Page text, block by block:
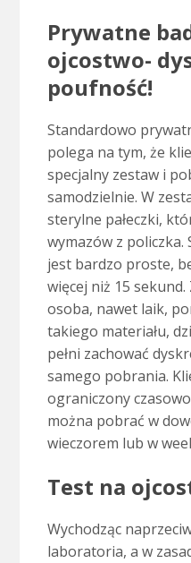
Prywatne
ojcostwo-
poufność!
Standardowo
polega na tym, że
specjalny zestaw i
samodzielnie. W
sterylne pałeczki,
wymazów z policzka.
jest bardzo proste,
więcej niż 15
osoba, nawet laik,
takiego materiału,
pełni zachować
samego pobrania.
ograniczony
można pobrać w
wieczorem lub w
Test na
Wychodząc
laboratoria, a w